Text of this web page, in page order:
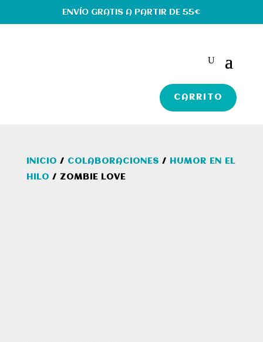
ENVÍO GRATIS A PARTIR DE 55€
CARRITO
INICIO / COLABORACIONES /
HUMOR EN EL
HILO / ZOMBIE LOVE